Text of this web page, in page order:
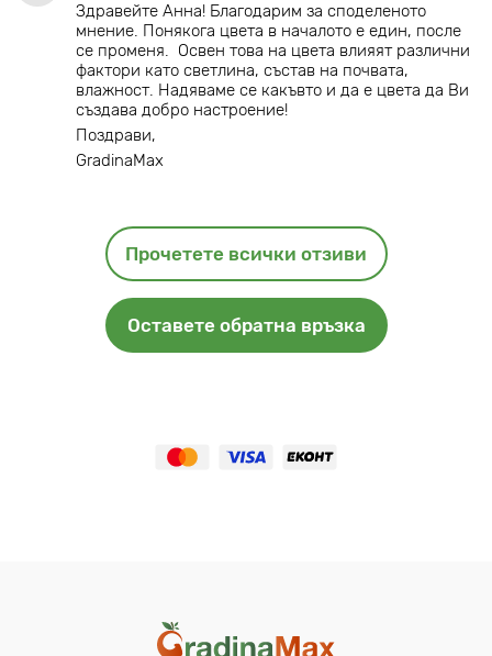
Здравейте Анна! Благодарим за споделеното
мнение. Понякога цвета в началото е един, после
се променя. Освен това на цвета влияят различни
фактори като светлина, състав на почвата,
влажност. Надяваме се какъвто и да е цвета да Ви
създава добро настроение!
Поздрави,
GradinaMax
Прочетете всички отзиви
Оставете обратна връзка